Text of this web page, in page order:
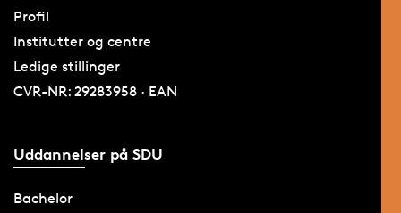
Profil
Institutter og centre
Ledige stillinger
CVR-NR: 29283958 · EAN
Uddannelser på SDU
Bachelor